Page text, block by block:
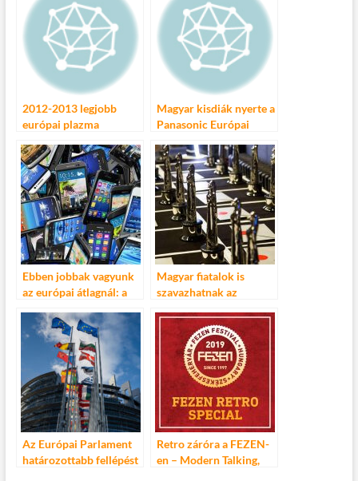
2012-2013 legjobb
európai plazma
Magyar kisdiák nyerte a
Panasonic Európai
versenyét!
Ebben jobbak vagyunk
az európai átlagnál: a
az új kütyükre
Magyar fiatalok is
szavazhatnak az
díjáról
Az Európai Parlament
határozottabb fellépést
Retro záróra a FEZEN-
en – Modern Talking,